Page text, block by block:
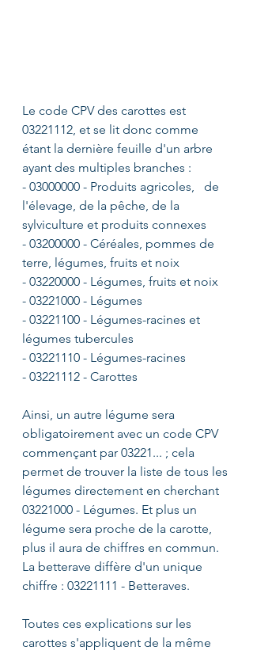
Le code CPV des carottes est
03221112, et se lit donc comme
étant la dernière feuille d'un arbre
ayant des multiples branches :
- 03000000 - Produits agricoles,   de
l'élevage, de la pêche, de la
sylviculture et produits connexes
- 03200000 - Céréales, pommes de
terre, légumes, fruits et noix
- 03220000 - Légumes, fruits et noix
- 03221000 - Légumes
- 03221100 - Légumes-racines et
légumes tubercules
- 03221110 - Légumes-racines
- 03221112 - Carottes
Ainsi, un autre légume sera
obligatoirement avec un code CPV
commençant par 03221... ; cela
permet de trouver la liste de tous les
légumes directement en cherchant
03221000 - Légumes. Et plus un
légume sera proche de la carotte,
plus il aura de chiffres en commun.
La betterave diffère d'un unique
chiffre : 03221111 - Betteraves.
Toutes ces explications sur les
carottes s'appliquent de la même